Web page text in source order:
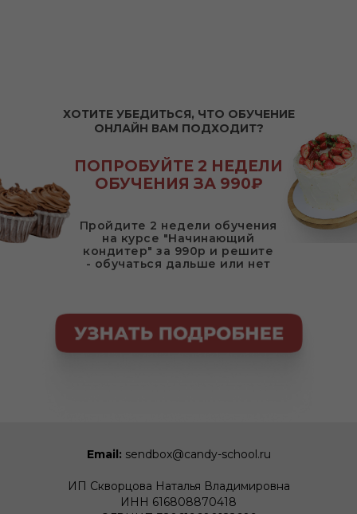
ХОТИТЕ УБЕДИТЬСЯ, ЧТО ОБУЧЕНИЕ
ОНЛАЙН ВАМ ПОДХОДИТ?
ПОПРОБУЙТЕ 2 НЕДЕЛИ
ОБУЧЕНИЯ ЗА 990₽
Пройдите 2 недели обучения
на курсе "Начинающий
кондитер" за 990р и решите
- обучаться дальше или нет
Email: sendbox@candy-school.ru
ИП Скворцова Наталья Владимировна
ИНН 616808870418